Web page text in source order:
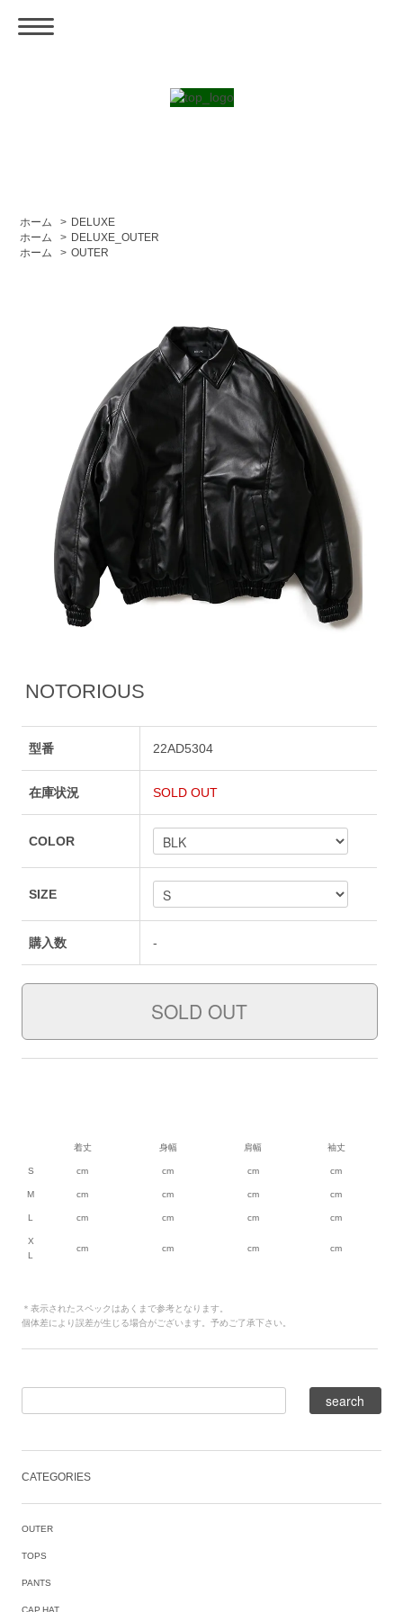
ホーム > DELUXE
ホーム
> DELUXE_OUTER
ホーム
> OUTER
NOTORIOUS
型番 22AD5304
在庫状況 SOLD OUT
COLOR
SIZE
購入数 -
着丈 身幅 肩幅 袖丈
S cm cm cm cm
M cm cm cm cm
L cm cm cm cm
X
L
cm cm cm cm
＊表示されたスペックはあくまで参考となります。
個体差により誤差が生じる場合がございます。予めご了承下さい。
CATEGORIES
OUTER
TOPS
PANTS